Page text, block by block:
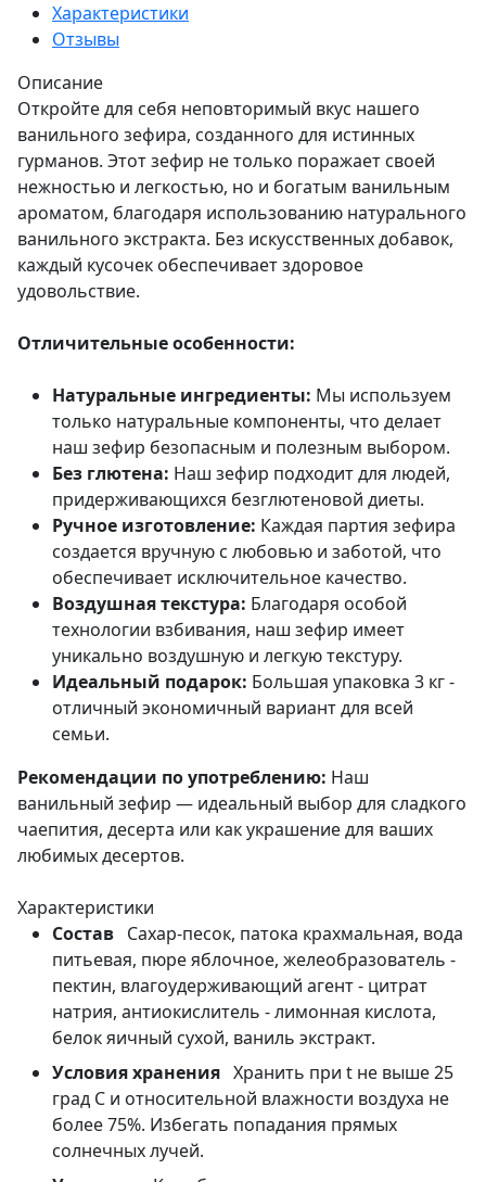
Характеристики
Отзывы
Описание
Откройте для себя неповторимый вкус нашего
ванильного зефира, созданного для истинных
гурманов. Этот зефир не только поражает своей
нежностью и легкостью, но и богатым ванильным
ароматом, благодаря использованию натурального
ванильного экстракта. Без искусственных добавок,
каждый кусочек обеспечивает здоровое
удовольствие.
Отличительные особенности:
Натуральные ингредиенты: Мы используем
только натуральные компоненты, что делает
наш зефир безопасным и полезным выбором.
Без глютена: Наш зефир подходит для людей,
придерживающихся безглютеновой диеты.
Ручное изготовление: Каждая партия зефира
создается вручную с любовью и заботой, что
обеспечивает исключительное качество.
Воздушная текстура: Благодаря особой
технологии взбивания, наш зефир имеет
уникально воздушную и легкую текстуру.
Идеальный подарок: Большая упаковка 3 кг -
отличный экономичный вариант для всей
семьи.
Рекомендации по употреблению: Наш
ванильный зефир — идеальный выбор для сладкого
чаепития, десерта или как украшение для ваших
любимых десертов.
Характеристики
Состав Сахар-песок, патока крахмальная, вода
питьевая, пюре яблочное, желеобразователь -
пектин, влагоудерживающий агент - цитрат
натрия, антиокислитель - лимонная кислота,
белок яичный сухой, ваниль экстракт.
Условия хранения Хранить при t не выше 25
град С и относительной влажности воздуха не
более 75%. Избегать попадания прямых
солнечных лучей.